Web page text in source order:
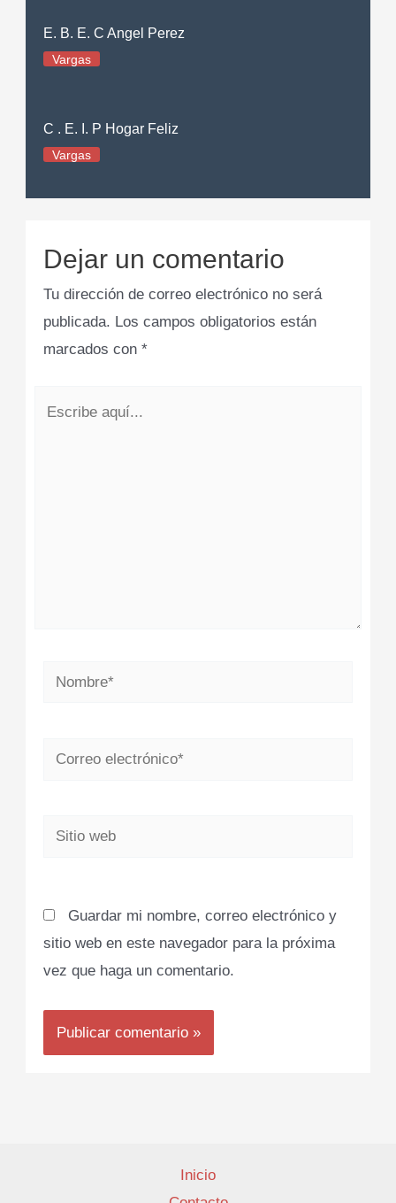
E. B. E. C Angel Perez
Vargas
C . E. I. P Hogar Feliz
Vargas
Dejar un comentario
Tu dirección de correo electrónico no será
publicada. Los campos obligatorios están
marcados con*
Nombre*
Correo
Sitio
Guardar mi nombre, correo electrónico y
sitio web en este navegador para la próxima
vez que haga un comentario.
Inicio